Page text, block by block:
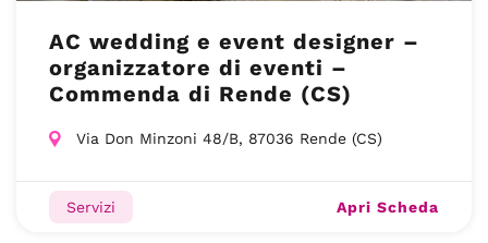
AC wedding e event designer –
organizzatore di eventi –
Commenda di Rende (CS)
Via Don Minzoni 48/B, 87036 Rende (CS)
Servizi Apri Scheda